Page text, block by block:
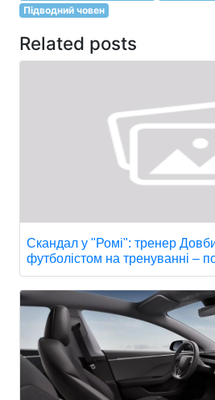
Підводний човен
Related posts
Скандал у "Ромі": тренер
футболістом на тренуванні –